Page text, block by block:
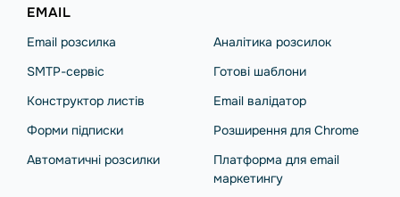
EMAIL
Email розсилка
SMTP-сервіс
Конструктор листів
Форми підписки
Автоматичні розсилки
Аналітика розсилок
Готові шаблони
Email валідатор
Розширення для Chrome
Платформа для email
маркетингу